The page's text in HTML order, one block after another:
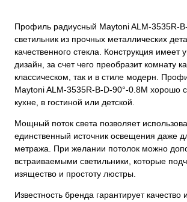
Профиль радиусный Maytoni ALM-3535R-
светильник из прочных металлических
качественного стекла. Конструкция имеет
дизайн, за счет чего преобразит комнату
классическом, так и в стиле модерн.
Maytoni ALM-3535R-B-D-90°-0.8M хорошо
кухне, в гостиной или детской.
Мощный поток света позволяет
единственный источник освещения даже
метража. При желании потолок можно
встраиваемыми светильники, которые
изящество и простоту люстры.
Известность бренда гарантирует качество